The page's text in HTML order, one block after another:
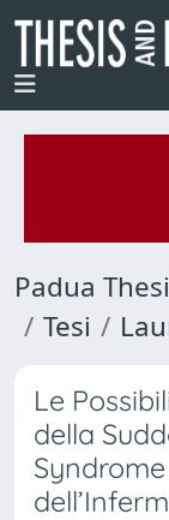
Padua
Tesi
Le
della
Syndrome